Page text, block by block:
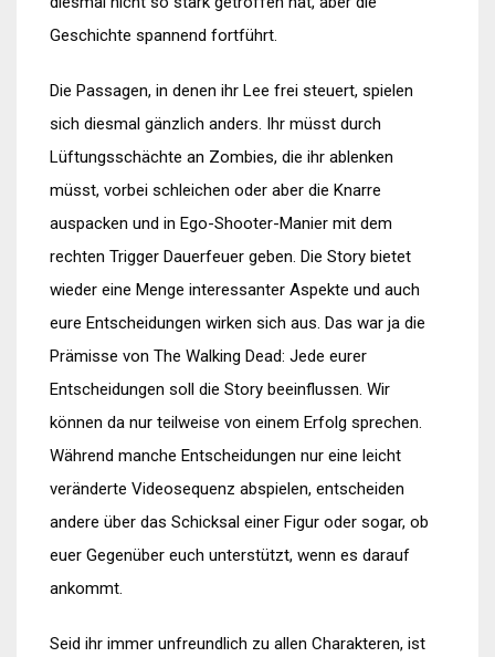
Geschichte spannend fortführt.
Die Passagen, in denen ihr Lee frei steuert, spielen
sich diesmal gänzlich anders. Ihr müsst durch
Lüftungsschächte an Zombies, die ihr ablenken
müsst, vorbei schleichen oder aber die Knarre
auspacken und in Ego-Shooter-Manier mit dem
rechten Trigger Dauerfeuer geben. Die Story bietet
wieder eine Menge interessanter Aspekte und auch
eure Entscheidungen wirken sich aus. Das war ja die
Prämisse von The Walking Dead: Jede eurer
Entscheidungen soll die Story beeinflussen. Wir
können da nur teilweise von einem Erfolg sprechen.
Während manche Entscheidungen nur eine leicht
veränderte Videosequenz abspielen, entscheiden
andere über das Schicksal einer Figur oder sogar, ob
euer Gegenüber euch unterstützt, wenn es darauf
ankommt.
Seid ihr immer unfreundlich zu allen Charakteren, ist